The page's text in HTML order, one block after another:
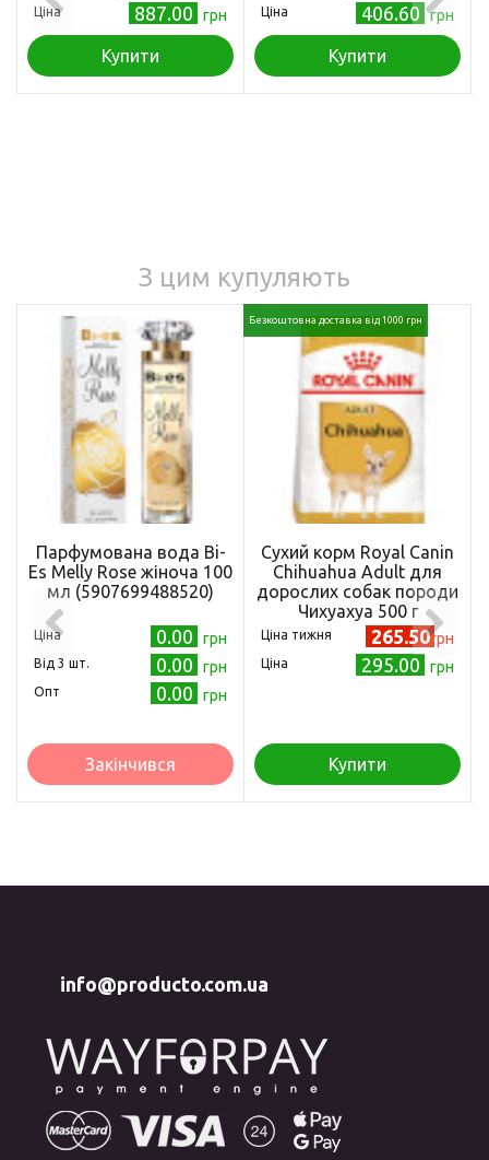
Ціна 887.00 грн
Купити
Ціна 406.60 грн
Купити
З цим купуляють
Парфумована вода Bi-
Es Melly Rose жіноча 100
мл (5907699488520)
Ціна 0.00 грн
Від 3 шт. 0.00 грн
Опт 0.00 грн
Закінчився
Безкоштовна доставка від 1000 грн
Сухий корм Royal Canin
Chihuahua Adult для
дорослих собак породи
Чихуахуа 500 г
(3182550718813)
Ціна тижня 265.50грн
Ціна 295.00 грн
Купити
info@producto.com.ua